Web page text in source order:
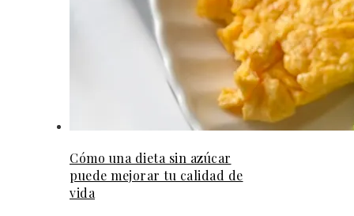
Cómo una dieta sin azúcar
puede mejorar tu calidad de
vida